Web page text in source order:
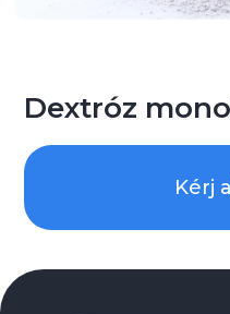
Dextróz
Kérj